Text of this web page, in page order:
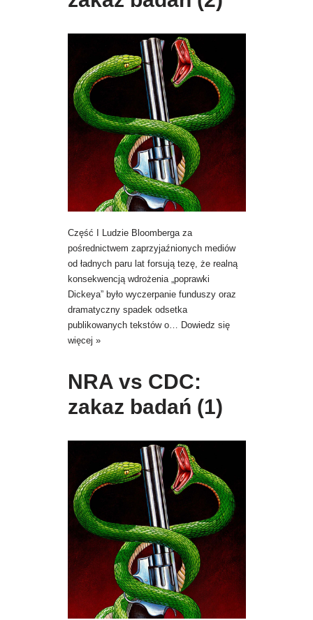
Część I Ludzie Bloomberga za
pośrednictwem zaprzyjaźnionych mediów
od ładnych paru lat forsują tezę, że realną
konsekwencją wdrożenia „poprawki
Dickeya” było wyczerpanie funduszy oraz
dramatyczny spadek odsetka
publikowanych tekstów o…
Dowiedz się
więcej »
NRA vs CDC:
zakaz badań (1)